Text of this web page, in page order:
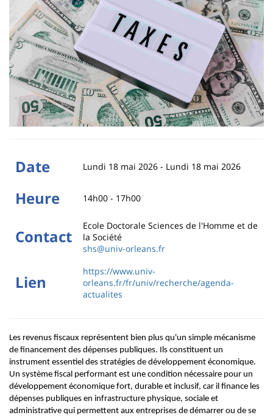
page
principale
Date Lundi 18 mai 2026 - Lundi 18 mai 2026
Heure 14h00 - 17h00
Contact
Ecole Doctorale Sciences de l'Homme et de
la Société
shs@univ-orleans.fr
Lien
https://www.univ-
orleans.fr/fr/univ/recherche/agenda-
actualites
Les revenus fiscaux représentent bien plus qu'un simple mécanisme
de financement des dépenses publiques. Ils constituent un
instrument essentiel des stratégies de développement économique.
Un système fiscal performant est une condition nécessaire pour un
développement économique fort, durable et inclusif, car il finance les
dépenses publiques en infrastructure physique, sociale et
administrative qui permettent aux entreprises de démarrer ou de se